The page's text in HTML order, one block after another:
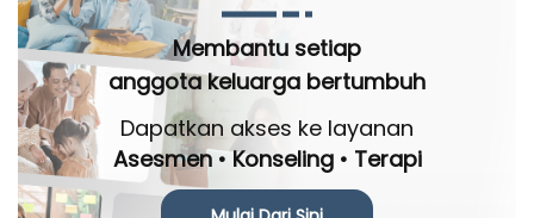
Membantu setiap
anggota keluarga bertumbuh
Dapatkan akses ke layanan
Asesmen • Konseling • Terapi